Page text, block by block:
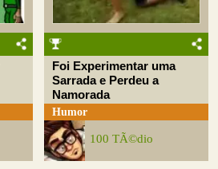
Foi Experimentar uma
Sarrada e Perdeu a
Namorada
Humor
100 TÃ©dio